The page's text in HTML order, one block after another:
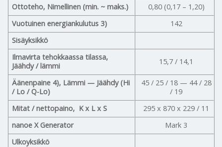
Ottoteho, Nimellinen (min. ~ maks.)
0,80 (0,17 – 1,20)
Vuotuinen energiankulutus 3)
142
Sisäyksikkö
Ilmavirta tehokkaassa tilassa,
Jäähdy / lämmi
15,7 / 14,1
Äänenpaine 4), Lämmi — Jäähdy (Hi
/ Lo / Q-Lo)
45 / 25 / 18 — 44 / 28
/ 19
Mitat / nettopaino, K x L x S
295 x 870 x 229 / 11
nanoe X Generator
Mark 3
Ulkoyksikkö